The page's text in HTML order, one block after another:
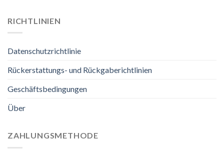
RICHTLINIEN
Datenschutzrichtlinie
Rückerstattungs- und Rückgaberichtlinien
Geschäftsbedingungen
Über
ZAHLUNGSMETHODE